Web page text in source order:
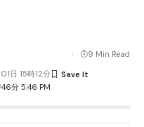
分 5:46 PM
日 15時12分
9 Min Read